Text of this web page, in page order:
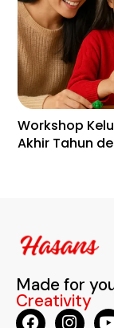
Workshop
Akhir Tahun
Made for
Creativity